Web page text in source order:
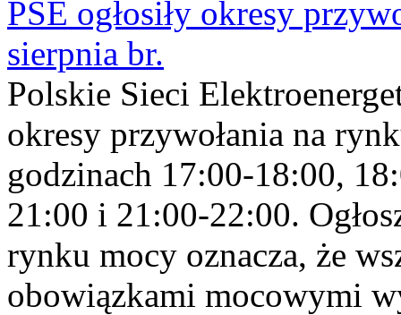
PSE ogłosiły okresy
sierpnia br.
Polskie Sieci
okresy przywołania na
godzinach 17:00-18:00,
21:00 i 21:00-22:00.
rynku mocy oznacza, że
obowiązkami mocowymi